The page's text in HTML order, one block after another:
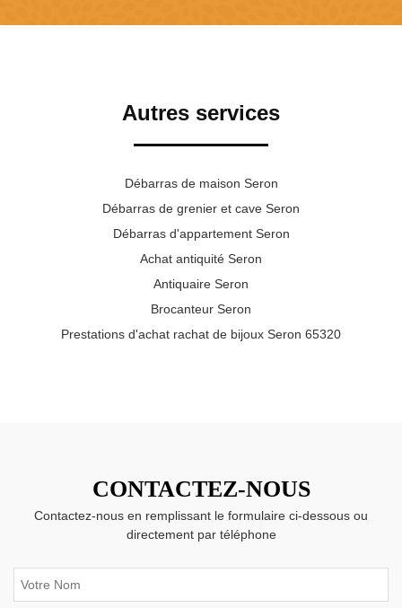
Autres services
Débarras de maison Seron
Débarras de grenier et cave Seron
Débarras d'appartement Seron
Achat antiquité Seron
Antiquaire Seron
Brocanteur Seron
Prestations d'achat rachat de bijoux Seron 65320
CONTACTEZ-NOUS
Contactez-nous en remplissant le formulaire ci-dessous ou
directement par téléphone